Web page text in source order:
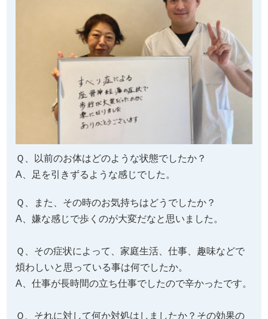
Ｑ、以前のお体はどのような状態でしたか？
A、足を引きずるような感じでした。
Ｑ、また、その時のお気持ちはどうでしたか？
A、嫌な感じで歩くのが大変だなと思いました。
Ｑ、その症状によって、家庭生活、仕事、趣味などで
煩わしいと思っている事は何でしたか。
A、仕事が長時間の立ち仕事でしたので辛かったです。
Ｑ、それに対して何か対処はしましたか？その効果の